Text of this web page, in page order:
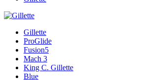
Gillette
ProGlide
Fusion5
Mach 3
King C. Gillette
Blue